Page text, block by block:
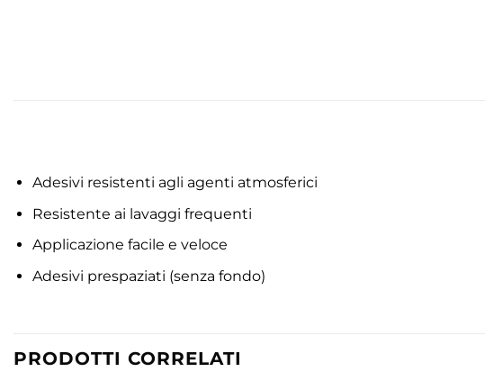
Adesivi resistenti agli agenti atmosferici
Resistente ai lavaggi frequenti
Applicazione facile e veloce
Adesivi prespaziati (senza fondo)
PRODOTTI CORRELATI